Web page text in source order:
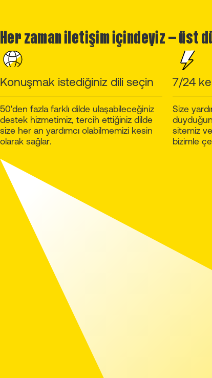
Her zaman iletişim içindeyiz — üst
Konuşmak istediğiniz dili seçin
50'den fazla farklı dilde ulaşabileceğiniz
destek hizmetimiz, tercih ettiğiniz dilde
size her an yardımcı olabilmemizi kesin
olarak sağlar.
7/24
Size
sitemiz
bizimle